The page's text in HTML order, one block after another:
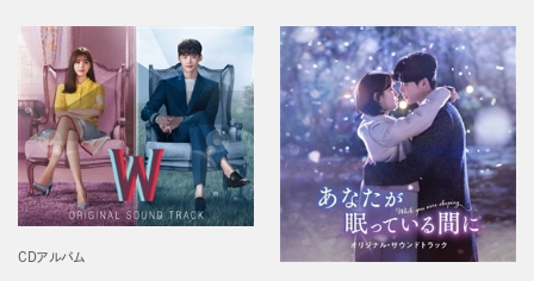
CDアルバム